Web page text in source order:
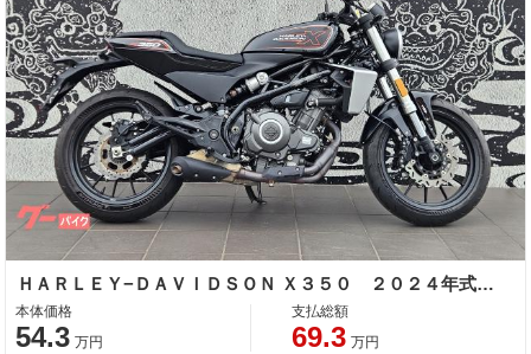
ＨＡＲＬＥＹ−ＤＡＶＩＤＳＯＮ Ｘ３５０ ２０２４年式 ＡＢＳ ＬＥＤライト ノーマル車両
本体価格
54.3 万円
支払総額
69.3 万円